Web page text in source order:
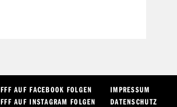
FFF AUF FACEBOOK FOLGEN
FFF AUF INSTAGRAM FOLGEN
IMPRESSUM
DATENSCHUTZ